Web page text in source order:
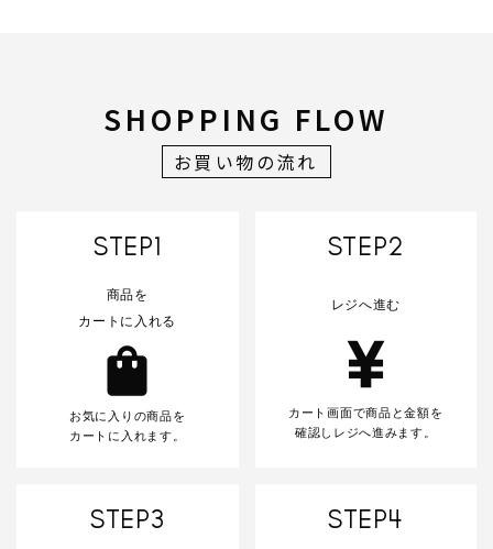
SHOPPING FLOW
お買い物の流れ
STEP1
商品を
カートに入れる
お気に入りの商品を
カートに入れます。
STEP2
レジへ進む
カート画面で商品と金額を
確認しレジへ進みます。
STEP3 STEP4